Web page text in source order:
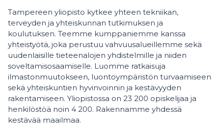
Tampereen yliopisto kytkee yhteen tekniikan,
terveyden ja yhteiskunnan tutkimuksen ja
koulutuksen. Teemme kumppaniemme kanssa
yhteistyötä, joka perustuu vahvuusalueillemme sekä
uudenlaisille tieteenalojen yhdistelmille ja niiden
soveltamisosaamiselle. Luomme ratkaisuja
ilmastonmuutokseen, luontoympäristön turvaamiseen
sekä yhteiskuntien hyvinvoinnin ja kestävyyden
rakentamiseen. Yliopistossa on 23 200 opiskelijaa ja
henkilöstöä noin 4 200. Rakennamme yhdessä
kestävää maailmaa.